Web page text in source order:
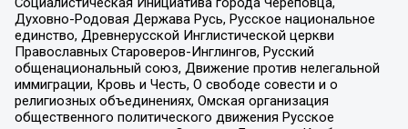
Духовно-Родовая Держава Русь, Русское национальное
единство, Древнерусской Инглистической церкви
Православных Староверов-Инглингов, Русский
общенациональный союз, Движение против нелегальной
иммиграции, Кровь и Честь, О свободе совести и о
религиозных объединениях, Омская организация
общественного политического движения Русское